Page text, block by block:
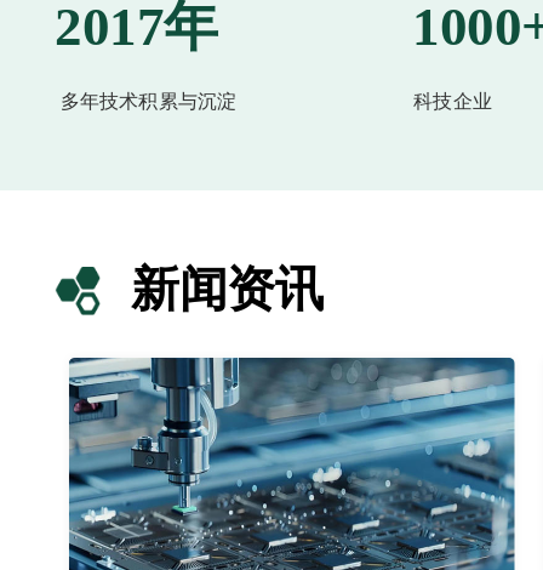
多年技术积累与沉淀
2017年
科技企业
新闻资讯